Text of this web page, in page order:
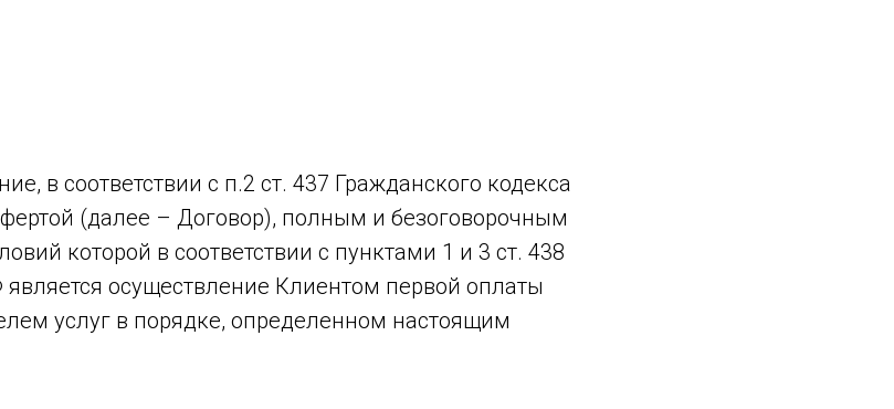
в соответствии с п.2 ст. 437 Гражданского кодекса
(далее – Договор), полным и безоговорочным
которой в соответствии с пунктами 1 и 3 ст. 438
осуществление Клиентом первой оплаты
услуг в порядке, определенном настоящим